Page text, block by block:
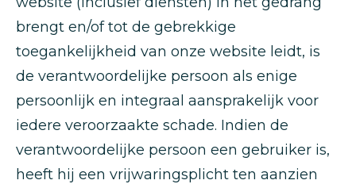
brengt en/of tot de gebrekkige
toegankelijkheid van onze website leidt, is
de verantwoordelijke persoon als enige
persoonlijk en integraal aansprakelijk voor
iedere veroorzaakte schade. Indien de
verantwoordelijke persoon een gebruiker is,
heeft hij een vrijwaringsplicht ten aanzien